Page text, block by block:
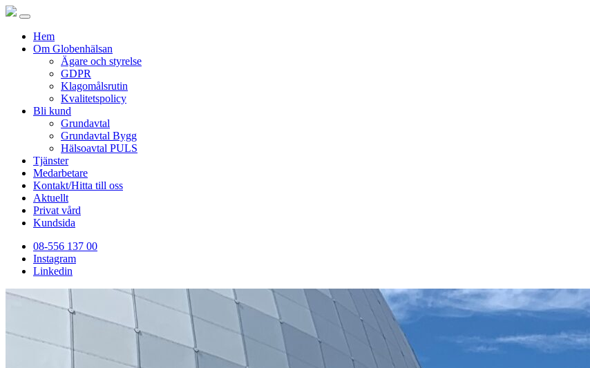
Hem
Om Globenhälsan
Ägare och styrelse
GDPR
Klagomålsrutin
Kvalitetspolicy
Bli kund
Grundavtal
Grundavtal Bygg
Hälsoavtal PULS
Tjänster
Medarbetare
Kontakt/Hitta till oss
Aktuellt
Privat vård
Kundsida
08-556 137 00
Instagram
Linkedin